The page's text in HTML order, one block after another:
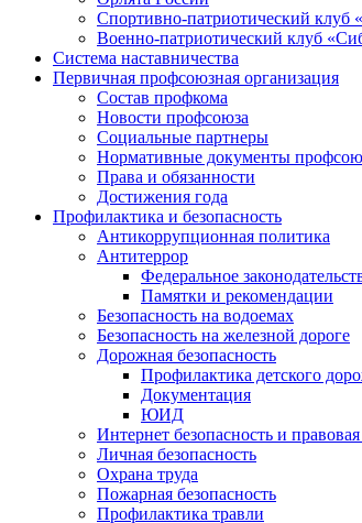
Спортивно-патриотический
Военно-патриотический клуб
Система наставничества
Первичная профсоюзная организация
Состав профкома
Новости профсоюза
Социальные партнеры
Нормативные документы
Права и обязанности
Достижения года
Профилактика и безопасность
Антикоррупционная политика
Антитеррор
Федеральное
Памятки и рекомендации
Безопасность на водоемах
Безопасность на железной дороге
Дорожная безопасность
Профилактика детского
Документация
ЮИД
Интернет безопасность и
Личная безопасность
Охрана труда
Пожарная безопасность
Профилактика травли